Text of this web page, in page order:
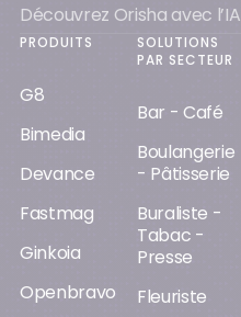
Découvrez Orisha avec l’IA
PRODUITS
G8
Bimedia
Devance
Fastmag
Ginkoia
Openbravo
SOLUTIONS
PAR SECTEUR
Bar - Café
Boulangerie
- Pâtisserie
Buraliste -
Tabac -
Presse
Fleuriste